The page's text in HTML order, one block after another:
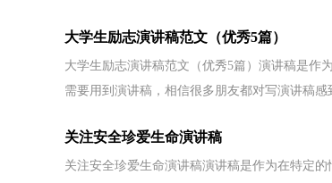
大学生励志演讲稿范文（优秀5篇）
大学生励志演讲稿范文（优秀5篇）演讲稿是作
需要用到演讲稿，相信很多朋友都对写演讲稿感
关注安全珍爱生命演讲稿
关注安全珍爱生命演讲稿演讲稿是作为在特定